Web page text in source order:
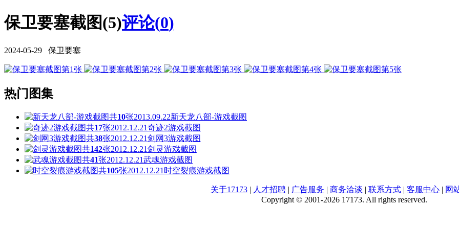
保卫要塞截图(5)评论(0)
2024-05-29 保卫要塞
热门图集
共10张2013.09.22新天龙八部-游戏截图
共17张2012.12.21奇迹2游戏截图
共38张2012.12.21剑网3游戏截图
共142张2012.12.21剑灵游戏截图
共41张2012.12.21武魂游戏截图
共105张2012.12.21 时空裂痕游戏截图
关于17173 | 人才招聘 | 广告服务 | 商务洽谈 | 联系方式 | 客服中心 | 网
Copyright © 2001-2026 17173. All rights reserved.